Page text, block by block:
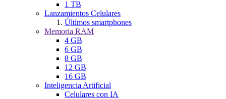
1 TB
Lanzamientos Celulares
Últimos smartphones
Memoria RAM
4 GB
6 GB
8 GB
12 GB
16 GB
Inteligencia Artificial
Celulares con IA